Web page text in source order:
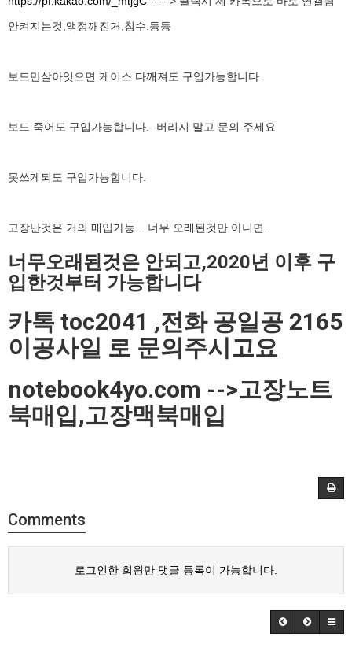
안켜지는것,액정깨진거,침수.등등
보드만살아잇으면 케이스 다깨져도 구입가능합니다
보드 죽어도 구입가능합니다.- 버리지 말고 문의 주세요
못쓰게되도 구입가능합니다.
고장난것은 거의 매입가능... 너무 오래된것만 아니면..
너무오래된것은 안되고,2020년 이후 구
입한것부터 가능합니다
카톡 toc2041 ,전화 공일공 2165
이공사일 로 문의주시고요
notebook4yo.com -->고장노트
북매입,고장맥북매입
Comments
로그인한 회원만 댓글 등록이 가능합니다.